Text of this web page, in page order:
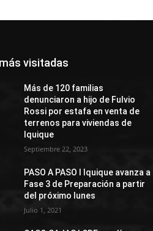
visitadas
Más de 120 familias
denunciaron a hijo de Fulvio
Rossi por estafa en venta de
terrenos para viviendas de
Iquique
Septiembre 22, 2023
PASO A PASO I Iquique avanza a
Fase 3 de Preparación a partir
del próximo lunes
Julio 1, 2021